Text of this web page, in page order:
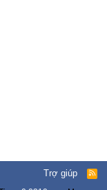
Trợ giúp
R